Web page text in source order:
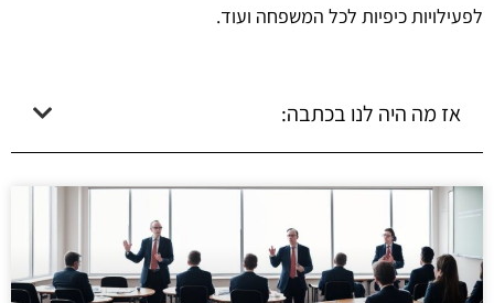
לפעילויות כיפיות לכל המשפחה ועוד.
אז מה היה לנו בכתבה: